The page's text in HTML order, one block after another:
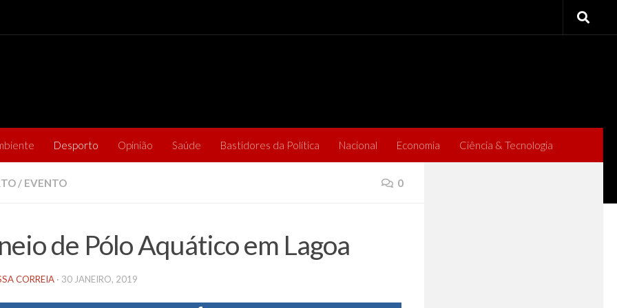
Desporto Opinião Saúde Bastidores da Política Nacional Economia Ciência & Tecnologia
/ EVENTO 0
de Pólo Aquático em Lagoa
CORREIA · 30 JANEIRO, 2019